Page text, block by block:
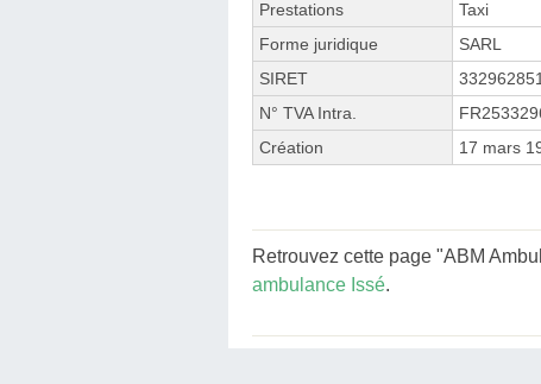
Prestations
Taxi
Forme juridique
SARL
SIRET
N° TVA Intra.
Création
17 mars
Retrouvez cette page "ABM
ambulance Issé.